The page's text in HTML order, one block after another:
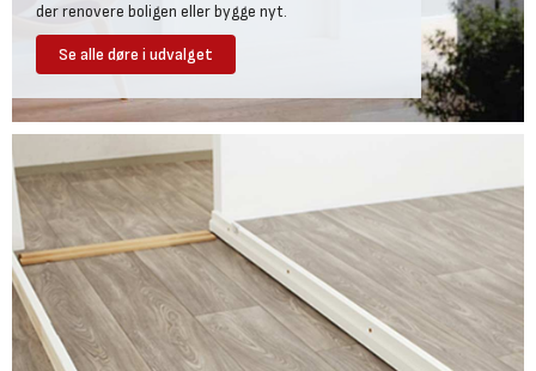
der renovere boligen eller bygge nyt.
Se alle døre i udvalget